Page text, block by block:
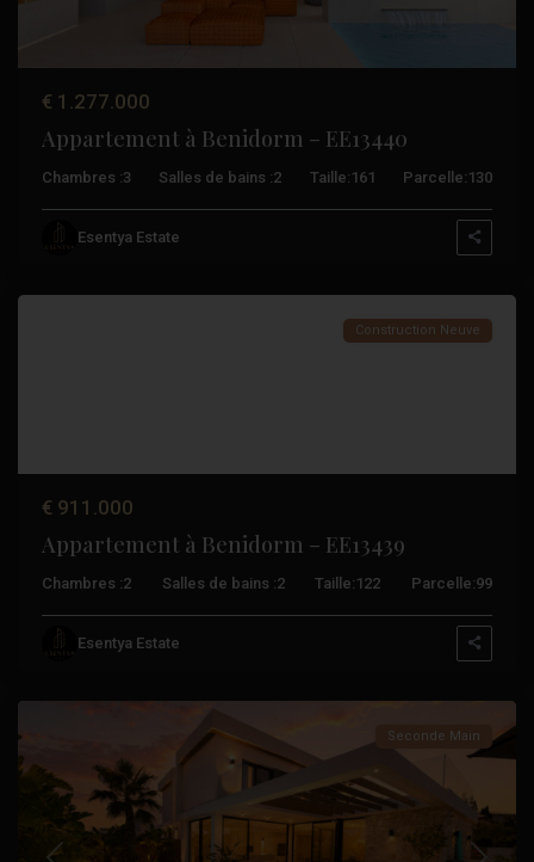
€ 1.277.000
Appartement à Benidorm – EE13440
Chambres :3 Salles de bains :2 Taille: 161 Parcelle: 130
Esentya Estate
Construction Neuve
€ 911.000
Appartement à Benidorm – EE13439
Chambres :2 Salles de bains :2 Taille: 122 Parcelle:99
Esentya Estate
Orihuela
Seconde Main